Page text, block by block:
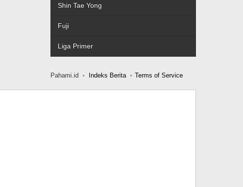
Shin Tae Yong
Fuji
Liga Primer
Pahami.id Indeks Berita Terms of Service